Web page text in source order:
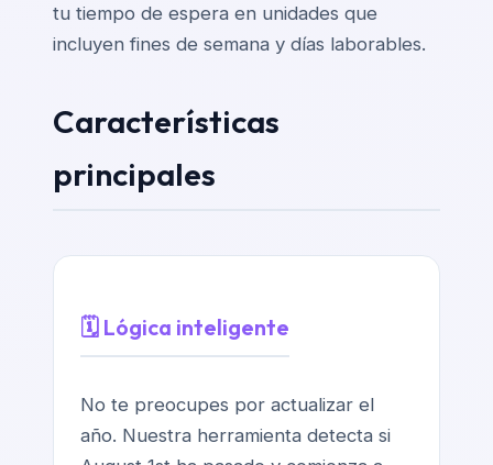
tu tiempo de espera en unidades que
incluyen fines de semana y días laborables.
Características
principales
🗓️ Lógica inteligente
No te preocupes por actualizar el
año. Nuestra herramienta detecta si